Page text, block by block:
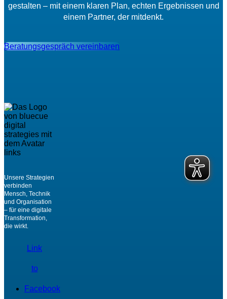
gestalten – mit einem klaren Plan, echten Ergebnissen und
einem Partner, der mitdenkt.
Beratungsgespräch vereinbaren
Unsere Strategien
verbinden
Mensch, Technik
und Organisation
– für eine digitale
Transformation,
die wirkt.
Link
to
Facebook